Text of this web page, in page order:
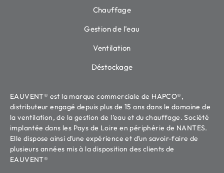
Chauffage
Gestion de l’eau
Ventilation
Déstockage
EAUVENT® est la marque commerciale de HAPCO®,
distributeur engagé depuis plus de 15 ans dans le domaine de
la ventilation, de la gestion de l’eau et du chauffage. Société
implantée dans les Pays de Loire en périphérie de NANTES.
Elle dispose ainsi d’une expérience et d’un savoir-faire de
plusieurs années mis à la disposition des clients de
EAUVENT®